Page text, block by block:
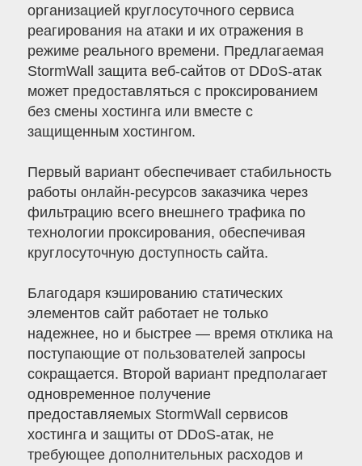
организацией круглосуточного сервиса
реагирования на атаки и их отражения в
режиме реального времени. Предлагаемая
StormWall защита веб-сайтов от DDoS-атак
может предоставляться с проксированием
без смены хостинга или вместе с
защищенным хостингом.
Первый вариант обеспечивает стабильность
работы онлайн-ресурсов заказчика через
фильтрацию всего внешнего трафика по
технологии проксирования, обеспечивая
круглосуточную доступность сайта.
Благодаря кэшированию статических
элементов сайт работает не только
надежнее, но и быстрее — время отклика на
поступающие от пользователей запросы
сокращается. Второй вариант предполагает
одновременное получение
предоставляемых StormWall сервисов
хостинга и защиты от DDoS-атак, не
требующее дополнительных расходов и